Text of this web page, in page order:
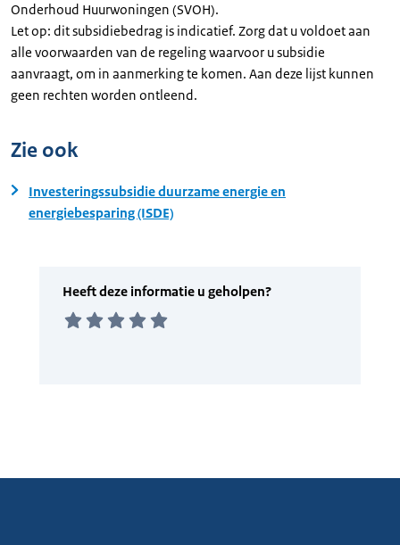
Onderhoud Huurwoningen (SVOH).
Let op: dit subsidiebedrag is indicatief. Zorg dat u voldoet aan
alle voorwaarden van de regeling waarvoor u subsidie
aanvraagt, om in aanmerking te komen. Aan deze lijst kunnen
geen rechten worden ontleend.
Zie ook
Investeringssubsidie duurzame energie en
energiebesparing (ISDE)